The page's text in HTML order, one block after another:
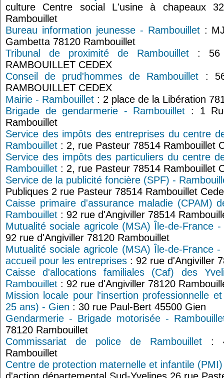
culture Centre social L'usine à chapeaux
Rambouillet
Bureau information jeunesse - Rambouillet:
Gambetta 78120 Rambouillet
Tribunal de proximité de Rambouillet : 56
RAMBOUILLET CEDEX
Conseil de prud'hommes de Rambouillet :
RAMBOUILLET CEDEX
Mairie - Rambouillet : 2 place de la Libération
Brigade de gendarmerie - Rambouillet : 1
Rambouillet
Service des impôts des entreprises du centre
Rambouillet : 2, rue Pasteur 78514 Rambouillet
Service des impôts des particuliers du centre
Rambouillet : 2, rue Pasteur 78514 Rambouillet
Service de la publicité foncière (SPF) -
Publiques 2 rue Pasteur 78514 Rambouillet
Caisse primaire d'assurance maladie (CPAM)
Rambouillet : 92 rue d'Angiviller 78514
Mutualité sociale agricole (MSA) Île-de-France
92 rue d'Angiviller 78120 Rambouillet
Mutualité sociale agricole (MSA) Île-de-France
accueil pour les entreprises : 92 rue d'Angiviller
Caisse d'allocations familiales (Caf) des
Rambouillet : 92 rue d'Angiviller 78120
Mission locale pour l'insertion professionnelle
25 ans) - Gien : 30 rue Paul-Bert 45500 Gien
Gendarmerie - Brigade motorisée -
78120 Rambouillet
Commissariat de police de Rambouillet : 4
Rambouillet
Centre de protection maternelle et infantile